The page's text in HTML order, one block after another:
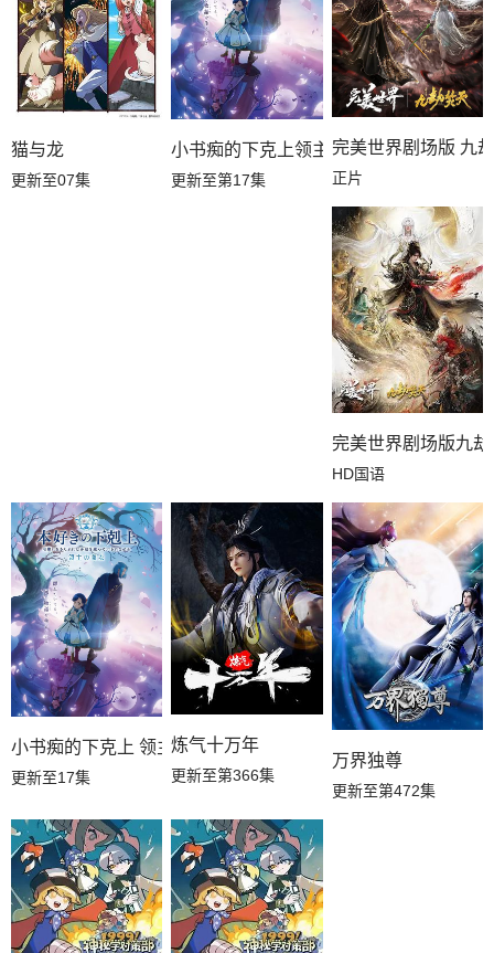
猫与龙
更新至07集
小书痴的下克上领主的养女
更新至第17集
完美世界剧场版 九
正片
完美世界剧场版九
HD国语
小书痴的下克上 领主的养女
更新至17集
炼气十万年
更新至第366集
万界独尊
更新至第472集